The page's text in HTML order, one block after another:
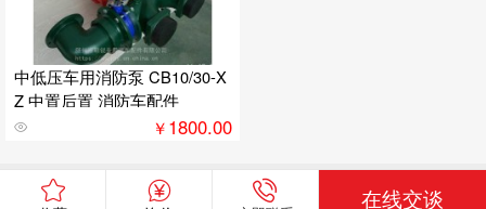
中低压车用消防泵 CB10/30-X
Z 中置后置 消防车配件
￥1800.00
在线交谈